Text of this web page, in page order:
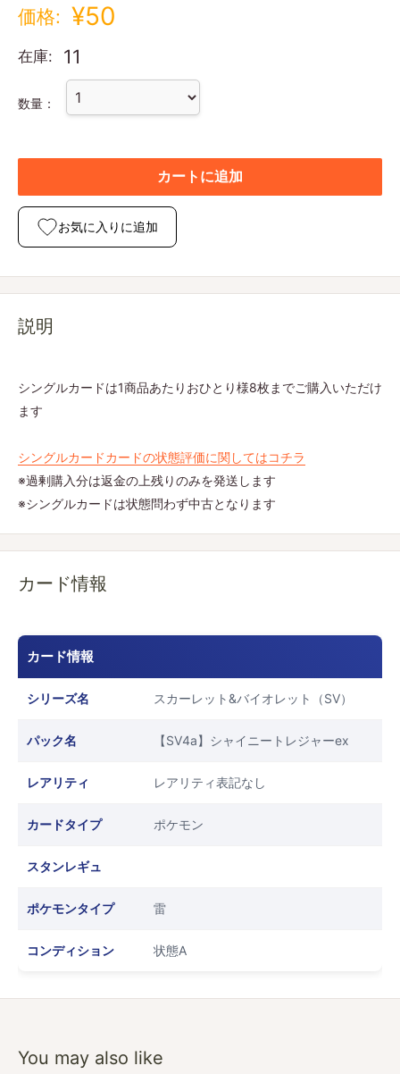
価格: ¥50
在庫: 11
数量：
カートに追加
お気に入りに追加
説明
シングルカードは1商品あたりおひとり様8枚までご購入いただけ
ます
シングルカードカードの状態評価に関してはコチラ
※過剰購入分は返金の上残りのみを発送します
※シングルカードは状態問わず中古となります
カード情報
カード情報
シリーズ名 スカーレット&バイオレット（SV）
パック名 【SV4a】シャイニートレジャーex
レアリティ レアリティ表記なし
カードタイプ ポケモン
スタンレギュ
ポケモンタイプ 雷
コンディション 状態A
You may also like